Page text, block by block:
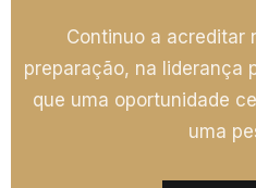
Continuo a acreditar
preparação, na liderança
que uma oportunidade
uma